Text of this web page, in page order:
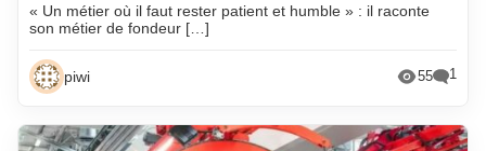
« Un métier où il faut rester patient et humble » : il raconte
son métier de fondeur […]
piwi 55 1